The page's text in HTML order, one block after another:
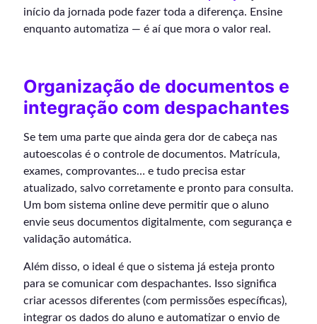
início da jornada pode fazer toda a diferença. Ensine
enquanto automatiza — é aí que mora o valor real.
Organização de documentos e
integração com despachantes
Se tem uma parte que ainda gera dor de cabeça nas
autoescolas é o controle de documentos. Matrícula,
exames, comprovantes… e tudo precisa estar
atualizado, salvo corretamente e pronto para consulta.
Um bom sistema online deve permitir que o aluno
envie seus documentos digitalmente, com segurança e
validação automática.
Além disso, o ideal é que o sistema já esteja pronto
para se comunicar com despachantes. Isso significa
criar acessos diferentes (com permissões específicas),
integrar os dados do aluno e automatizar o envio de